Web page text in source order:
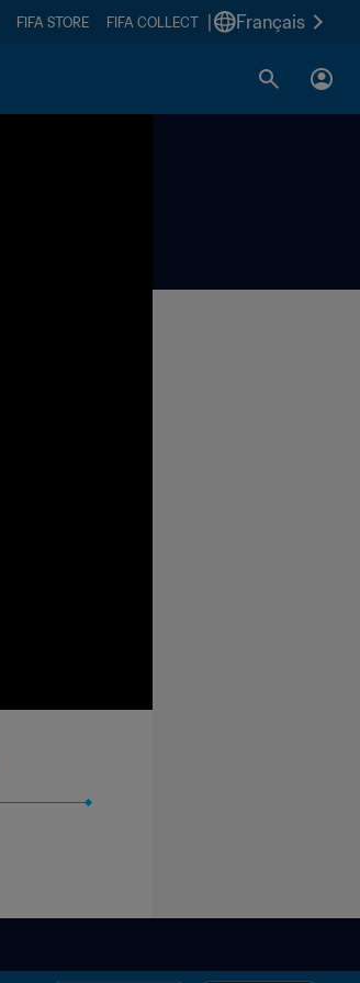
FIFA STORE FIFA COLLECT Français